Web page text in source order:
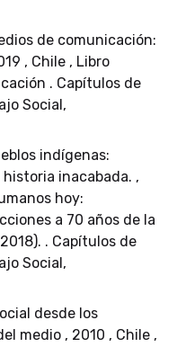
de comunicación:
, Chile , Libro
. Capítulos de
Social,
indígenas:
inacabada. ,
hoy:
a 70 años de la
. Capítulos de
Social,
desde los
medio , 2010 , Chile ,